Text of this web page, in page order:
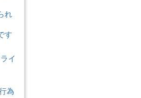
れ
す
イ
為